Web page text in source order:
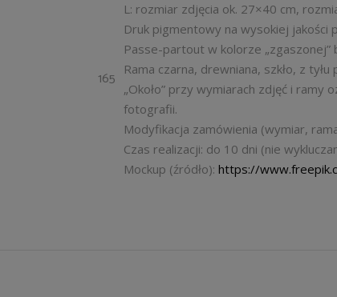
165
L: rozmiar zdjęcia ok. 27×40 cm,
Druk pigmentowy na wysokiej jakości
Passe-partout w kolorze „zgaszonej”
Rama czarna, drewniana, szkło, z
„Około” przy wymiarach zdjęć i
fotografii.
Modyfikacja zamówienia (wymiar,
Czas realizacji: do 10 dni (nie
Mockup (źródło): https://